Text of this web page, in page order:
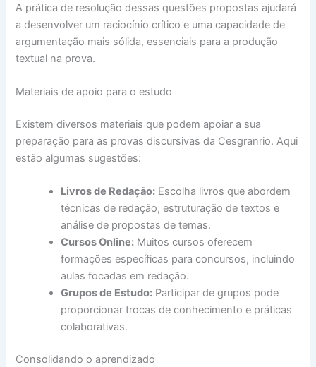
A prática de resolução dessas questões propostas ajudará
a desenvolver um raciocínio crítico e uma capacidade de
argumentação mais sólida, essenciais para a produção
textual na prova.
Materiais de apoio para o estudo
Existem diversos materiais que podem apoiar a sua
preparação para as provas discursivas da Cesgranrio. Aqui
estão algumas sugestões:
Livros de Redação: Escolha livros que abordem
técnicas de redação, estruturação de textos e
análise de propostas de temas.
Cursos Online: Muitos cursos oferecem
formações específicas para concursos, incluindo
aulas focadas em redação.
Grupos de Estudo: Participar de grupos pode
proporcionar trocas de conhecimento e práticas
colaborativas.
Consolidando o aprendizado